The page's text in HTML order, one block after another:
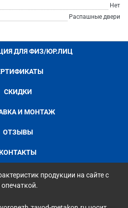
Нет
Распашные двери
ДЛЯ ФИЗ/ЮР.ЛИЦ
СКИДКИ
И МОНТАЖ
ОТЗЫВЫ
продукции на сайте с